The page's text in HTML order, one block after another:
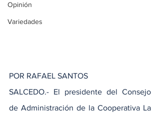
Opinión
Variedades
POR RAFAEL SANTOS
SALCEDO.- El presidente del Consejo
de Administración de la Cooperativa La